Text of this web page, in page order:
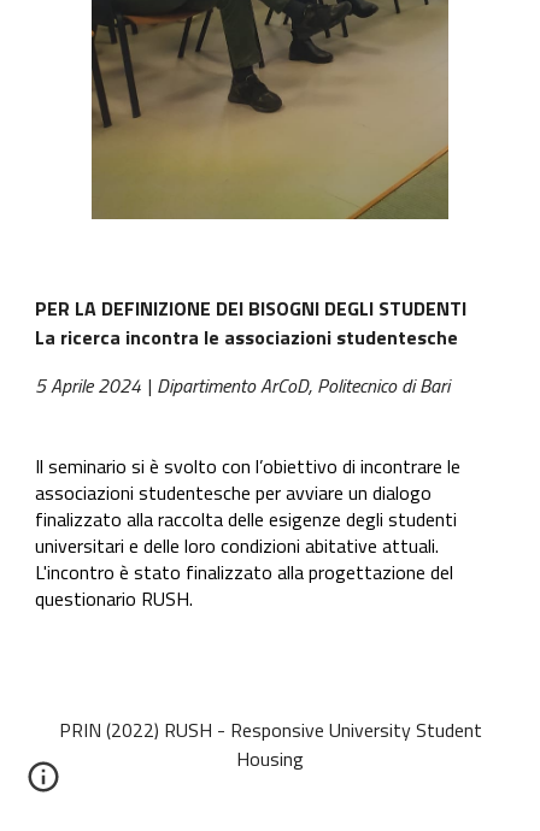
PER LA DEFINIZIONE DEI BISOGNI DEGLI STUDENTI
La ricerca incontra le associazioni studentesche
5Aprile2024 | Dipartimento ArCoD, Politecnico di Bari
Il seminario si è svolto con l’obiettivo di incontrarele
associazioni studentesche per avviareun dialogo
finalizzato alla raccolta delle esigenze degli studenti
universitari e delle loro condizioni abitative attuali.
L'incontro è stato finalizzato alla progettazione del
questionario RUSH.
PRIN (2022) RUSH - Responsive University Student
Housing